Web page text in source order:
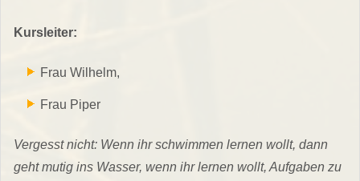
Kursleiter:
Frau Wilhelm,
Frau Piper
Vergesst nicht: Wenn ihr schwimmen lernen wollt, dann
geht mutig ins Wasser, wenn ihr lernen wollt, Aufgaben zu